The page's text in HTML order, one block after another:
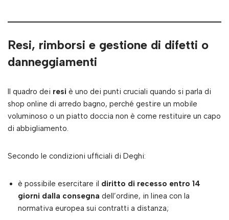
Resi, rimborsi e gestione di difetti o
danneggiamenti
Il quadro dei resi è uno dei punti cruciali quando si parla di
shop online di arredo bagno, perché gestire un mobile
voluminoso o un piatto doccia non è come restituire un capo
di abbigliamento.
Secondo le condizioni ufficiali di Deghi:
è possibile esercitare il diritto di recesso entro 14
giorni dalla consegna dell’ordine, in linea con la
normativa europea sui contratti a distanza;